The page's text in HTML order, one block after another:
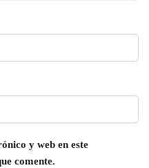
y web en este
comente.